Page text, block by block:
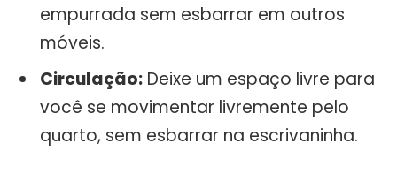
empurrada sem esbarrar em outros
móveis.
Circulação: Deixe um espaço livre para
você se movimentar livremente pelo
quarto, sem esbarrar na escrivaninha.